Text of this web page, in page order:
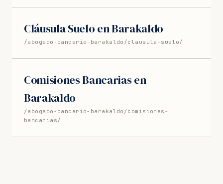
Cláusula Suelo en Barakaldo
/abogado-bancario-barakaldo/clausula-suelo/
Comisiones Bancarias en
Barakaldo
/abogado-bancario-barakaldo/comisiones-
bancarias/